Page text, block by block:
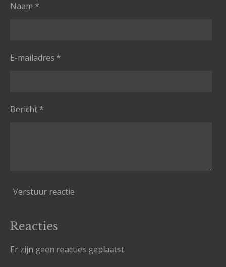
Naam *
E-mailadres *
Bericht *
Verstuur reactie
Reacties
Er zijn geen reacties geplaatst.